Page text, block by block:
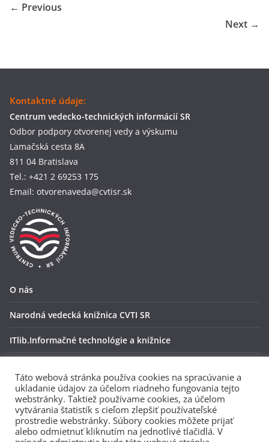
← Previous
Next →
Kontaktné údaje:
Centrum vedecko-technických informácií SR
Odbor podpory otvorenej vedy a výskumu
Lamačská cesta 8A
811 04 Bratislava
Tel.: +421 2 69253 175
Email: otvorenaveda@cvtisr.sk
O nás
Narodná vedecká knižnica CVTI SR
ITlib.Informačné technológie a knižnice
Ochrana osobných údajov
ZENODO
Táto webová stránka používa cookies na spracúvanie a
ukladanie údajov za účelom riadneho fungovania tejto
webstránky. Taktiež používame cookies, za účelom
vytvárania štatistík s cieľom zlepšiť používateľské
prostredie webstránky. Súbory cookies môžete prijať
alebo odmietnuť kliknutím na jednotlivé tlačidlá. V